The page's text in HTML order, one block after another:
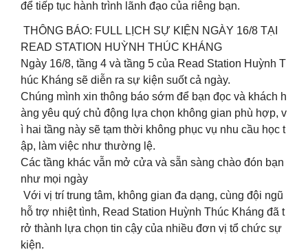
để tiếp tục hành trình lãnh đạo của riêng bạn.
THÔNG BÁO: FULL LỊCH SỰ KIỆN NGÀY 16/8 TẠI
READ STATION HUỲNH THÚC KHÁNG
Ngày 16/8, tầng 4 và tầng 5 của Read Station Huỳnh T
húc Kháng sẽ diễn ra sự kiện suốt cả ngày.
Chúng mình xin thông báo sớm để bạn đọc và khách h
àng yêu quý chủ động lựa chọn không gian phù hợp, v
ì hai tầng này sẽ tạm thời không phục vụ nhu cầu học t
ập, làm việc như thường lệ.
Các tầng khác vẫn mở cửa và sẵn sàng chào đón bạn
như mọi ngày
Với vị trí trung tâm, không gian đa dạng, cùng đội ngũ
hỗ trợ nhiệt tình, Read Station Huỳnh Thúc Kháng đã t
rở thành lựa chọn tin cậy của nhiều đơn vị tổ chức sự
kiện.